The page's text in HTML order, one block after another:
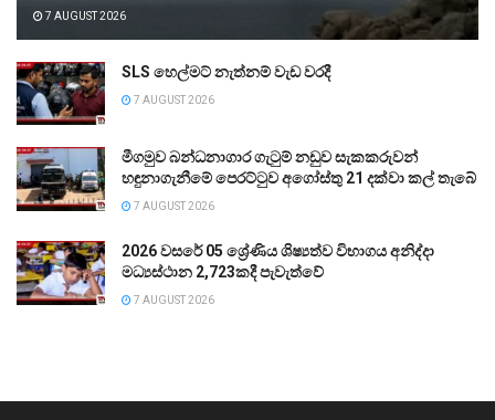
7 AUGUST 2026
SLS හෙල්මට් නැත්නම් වැඩ වරදී
7 AUGUST 2026
මීගමුව බන්ධනාගාර ගැටුම් නඩුව සැකකරුවන්
හඳුනාගැනීමේ පෙරට්ටුව අගෝස්තු 21 දක්වා කල් තැබේ
7 AUGUST 2026
2026 වසරේ 05 ශ්‍රේණිය ශිෂ්‍යත්ව විභාගය අනිද්දා
මධ්‍යස්ථාන 2,723කදී පැවැත්වේ
7 AUGUST 2026